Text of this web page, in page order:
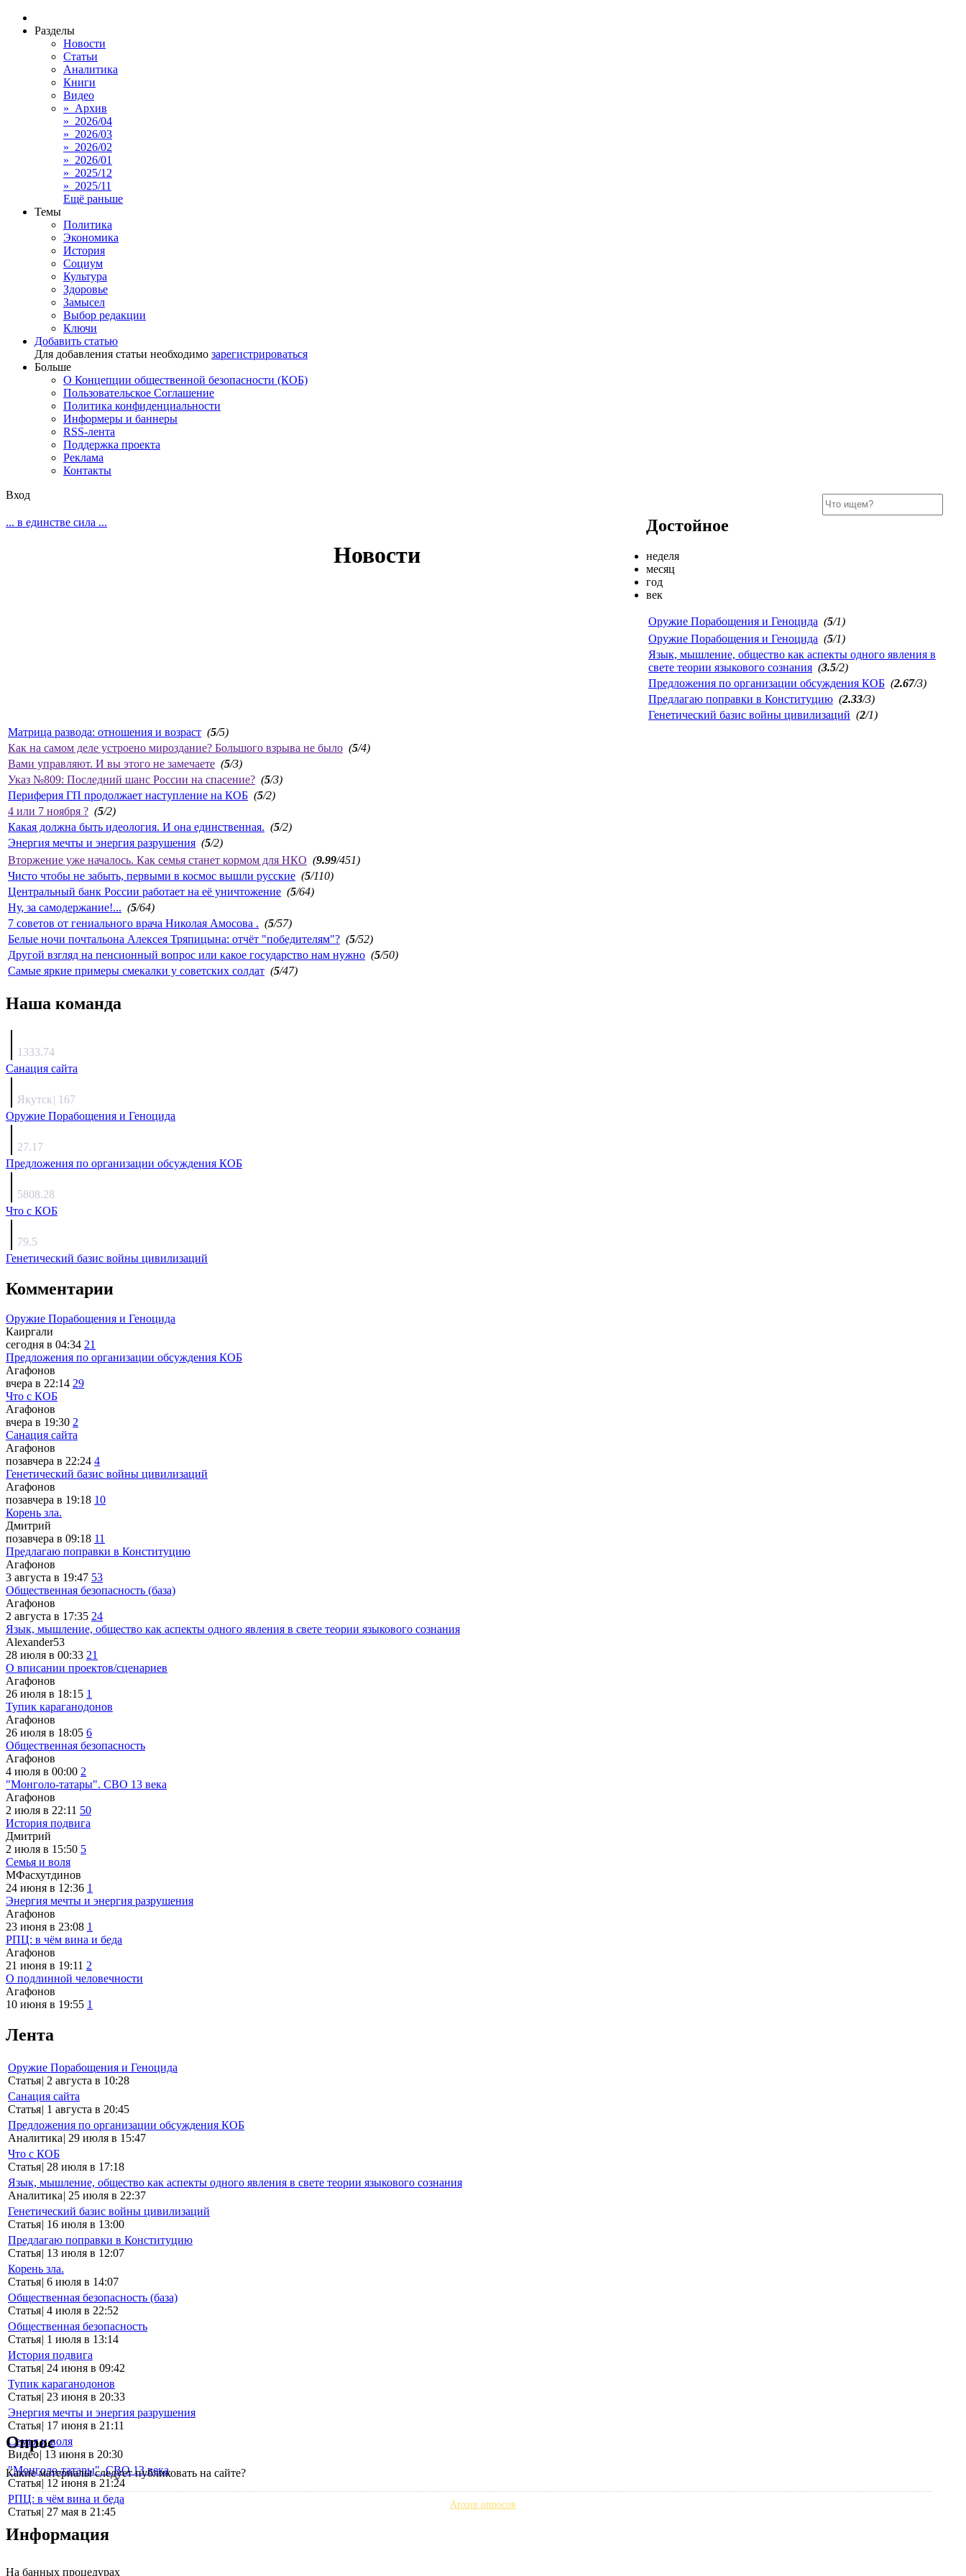
Разделы
Новости
Статьи
Аналитика
Книги
Видео
» Архив
» 2026/04
» 2026/03
» 2026/02
» 2026/01
» 2025/12
» 2025/11
Ещё раньше
Темы
Политика
Экономика
История
Социум
Культура
Здоровье
Замысел
Выбор редакции
Ключи
Добавить статью
Для добавления статьи необходимо зарегистрироваться
Больше
О Концепции общественной безопасности (КОБ)
Пользовательское Соглашение
Политика конфиденциальности
Информеры и баннеры
RSS-лента
Поддержка проекта
Реклама
Контакты
Вход
... в единстве сила ...
Новости
Достойное
неделя
месяц
год
век
Оружие Порабощения и Геноцида (5/1)
Оружие Порабощения и Геноцида (5/1)
Язык, мышление, общество как аспекты одного явления в
свете теории языкового сознания (3.5/2)
Предложения по организации обсуждения КОБ (2.67/3)
Предлагаю поправки в Конституцию (2.33/3)
Генетический базис войны цивилизаций (2/1)
Матрица развода: отношения и возраст (5/5)
Как на самом деле устроено мироздание? Большого взрыва не было (5/4)
Вами управляют. И вы этого не замечаете (5/3)
Указ №809: Последний шанс России на спасение? (5/3)
Периферия ГП продолжает наступление на КОБ (5/2)
4 или 7 ноября ? (5/2)
Какая должна быть идеология. И она единственная. (5/2)
Энергия мечты и энергия разрушения (5/2)
Вторжение уже началось. Как семья станет кормом для НКО (9.99/451)
Чисто чтобы не забыть, первыми в космос вышли русские (5/110)
Центральный банк России работает на её уничтожение (5/64)
Ну, за самодержание!... (5/64)
7 советов от гениального врача Николая Амосова . (5/57)
Белые ночи почтальона Алексея Тряпицына: отчёт "победителям"? (5/52)
Другой взгляд на пенсионный вопрос или какое государство нам нужно (5/50)
Самые яркие примеры смекалки у советских солдат (5/47)
Наша команда
1333.74
Санация сайта
Якутск| 167
Оружие Порабощения и Геноцида
27.17
Предложения по организации обсуждения КОБ
5808.28
Что с КОБ
79.5
Генетический базис войны цивилизаций
Комментарии
Оружие Порабощения и Геноцида
Каиргали
сегодня в 04:34 21
Предложения по организации обсуждения КОБ
Агафонов
вчера в 22:14 29
Что с КОБ
Агафонов
вчера в 19:30 2
Санация сайта
Агафонов
позавчера в 22:24 4
Генетический базис войны цивилизаций
Агафонов
позавчера в 19:18 10
Корень зла.
Дмитрий
позавчера в 09:18 11
Предлагаю поправки в Конституцию
Агафонов
3 августа в 19:47 53
Общественная безопасность (база)
Агафонов
2 августа в 17:35 24
Язык, мышление, общество как аспекты одного явления в свете теории языкового сознания
Alexander53
28 июля в 00:33 21
О вписании проектов/сценариев
Агафонов
26 июля в 18:15 1
Тупик караганодонов
Агафонов
26 июля в 18:05 6
Общественная безопасность
Агафонов
4 июля в 00:00 2
"Монголо-татары". СВО 13 века
Агафонов
2 июля в 22:11 50
История подвига
Дмитрий
2 июля в 15:50 5
Семья и воля
МФасхутдинов
24 июня в 12:36 1
Энергия мечты и энергия разрушения
Агафонов
23 июня в 23:08 1
РПЦ: в чём вина и беда
Агафонов
21 июня в 19:11 2
О подлинной человечности
Агафонов
10 июня в 19:55 1
Лента
Оружие Порабощения и Геноцида
Статья| 2 августа в 10:28
Санация сайта
Статья| 1 августа в 20:45
Предложения по организации обсуждения КОБ
Аналитика| 29 июля в 15:47
Что с КОБ
Статья| 28 июля в 17:18
Язык, мышление, общество как аспекты одного явления в свете теории языкового сознания
Аналитика| 25 июля в 22:37
Генетический базис войны цивилизаций
Статья| 16 июля в 13:00
Предлагаю поправки в Конституцию
Статья| 13 июля в 12:07
Корень зла.
Статья| 6 июля в 14:07
Общественная безопасность (база)
Статья| 4 июля в 22:52
Общественная безопасность
Статья| 1 июля в 13:14
История подвига
Статья| 24 июня в 09:42
Тупик караганодонов
Статья| 23 июня в 20:33
Энергия мечты и энергия разрушения
Статья| 17 июня в 21:11
Семья и воля
Видео| 13 июня в 20:30
"Монголо-татары". СВО 13 века
Статья| 12 июня в 21:24
РПЦ: в чём вина и беда
Статья| 27 мая в 21:45
Опрос
Какие материалы следует публиковать на сайте?
Архив опросов
Информация
На банных процедурах